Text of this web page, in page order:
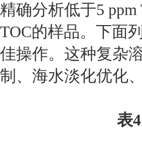
精确分析低于5
TOC的样品。下面
佳操作。这种复杂
制、海水淡化优化
表